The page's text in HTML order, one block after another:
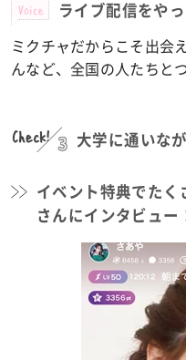
Voice ライブ配信をや
ミクチャだからこそ出会
んなど、全国の人たちと
Check! 3 大学に通いな
イベント特典でたく
さんにインタビュー